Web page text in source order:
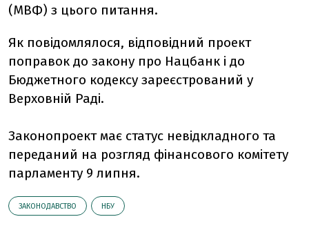
(МВФ) з цього питання.
Як повідомлялося, відповідний проект
поправок до закону про Нацбанк і до
Бюджетного кодексу зареєстрований у
Верховній Раді.
Законопроект має статус невідкладного та
переданий на розгляд фінансового комітету
парламенту 9 липня.
ЗАКОНОДАВСТВО НБУ